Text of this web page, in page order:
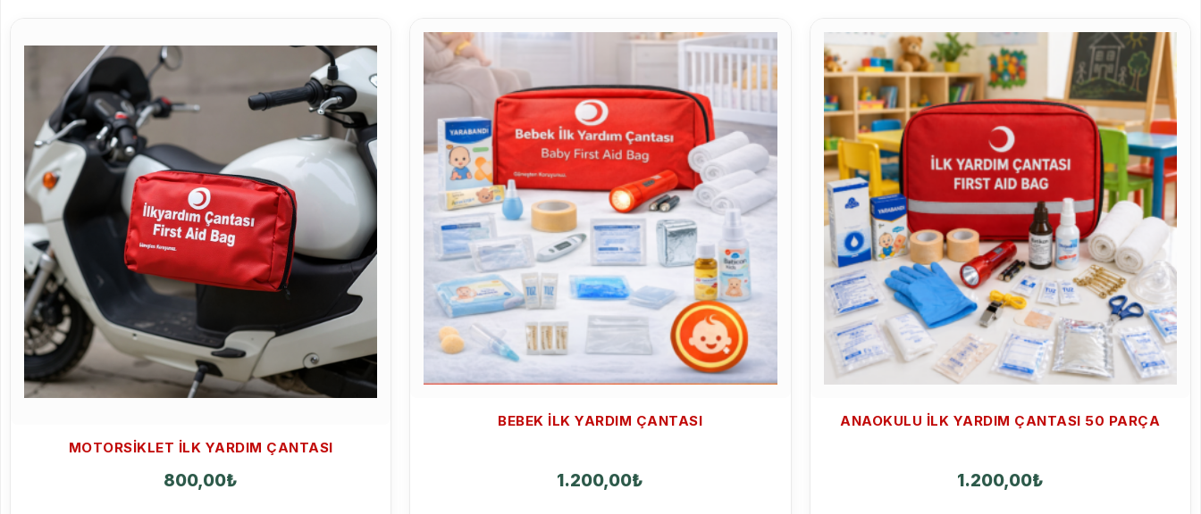
MOTORSIKLET İLK YARDIM ÇANTASI
800,00₺
BEBEK ILK YARDIM ÇANTASI
1.200,00₺
ANAOKULU ILK YARDIM ÇANTASI 50 PARÇA
1.200,00₺